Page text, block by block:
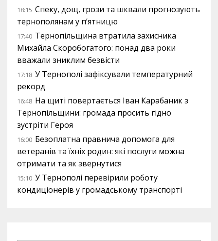
18:15 Спеку, дощ, грози та шквали прогнозують
тернополянам у п’ятницю
17:40 Тернопільщина втратила захисника
Михайла Скоробогатого: понад два роки
вважали зниклим безвісти
17:18 У Тернополі зафіксували температурний
рекорд
16:48 На щиті повертається Іван Карабаник з
Тернопільщини: громада просить гідно
зустріти Героя
16:00 Безоплатна правнича допомога для
ветеранів та їхніх родин: які послуги можна
отримати та як звернутися
15:10 У Тернополі перевірили роботу
кондиціонерів у громадському транспорті